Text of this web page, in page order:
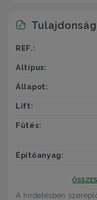
REF.:
Altípus:
Állapot:
Lift:
Fűtés:
Építőanyag:
A hirdetésben